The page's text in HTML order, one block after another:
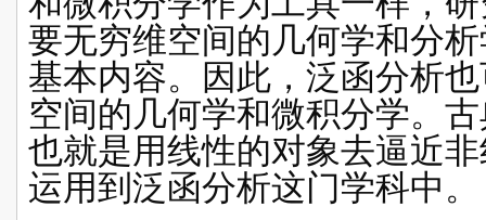
要无穷维空间的几何学和分
基本内容。因此，泛函分析
空间的几何学和微积分学。
也就是用线性的对象去逼近
运用到泛函分析这门学科中。